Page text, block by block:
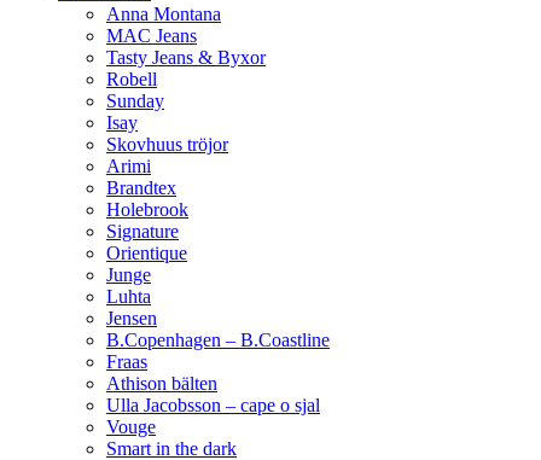
Anna Montana
MAC Jeans
Tasty Jeans & Byxor
Robell
Sunday
Isay
Skovhuus tröjor
Arimi
Brandtex
Holebrook
Signature
Orientique
Junge
Luhta
Jensen
B.Copenhagen – B.Coastline
Fraas
Athison bälten
Ulla Jacobsson – cape o sjal
Vouge
Smart in the dark